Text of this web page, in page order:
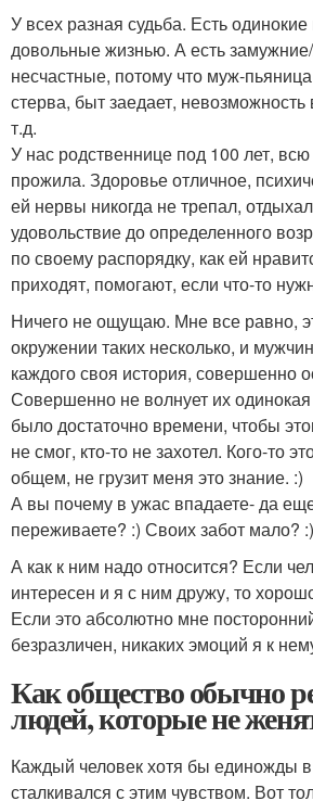
У всех разная судьба. Есть
довольные жизнью. А есть
несчастные, потому что муж-
стерва, быт заедает, невозможность
т.д.
У нас родственнице под 100 лет,
прожила. Здоровье отличное,
ей нервы никогда не трепал,
удовольствие до определенного
по своему распорядку, как ей
приходят, помогают, если что-то
Ничего не ощущаю. Мне все равно,
окружении таких несколько, и
каждого своя история, совершенно
Совершенно не волнует их одинокая
было достаточно времени, чтобы
не смог, кто-то не захотел. Кого-то
общем, не грузит меня это знание. :)
А вы почему в ужас впадаете- да
переживаете? :) Своих забот мало? :)
А как к ним надо относится? Если
интересен и я с ним дружу, то
Если это абсолютно мне
безразличен, никаких эмоций я к
Как общество обычно
людей, которые не
Каждый человек хотя бы единожды
сталкивался с этим чувством. Вот